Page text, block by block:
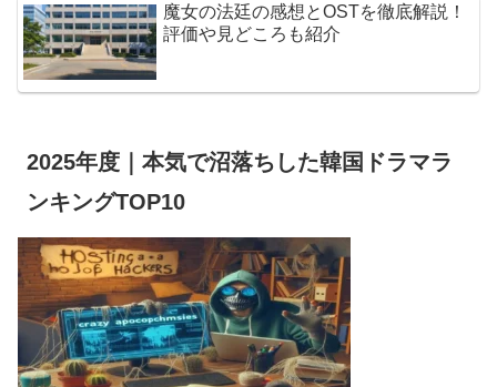
魔女の法廷の感想とOSTを徹底解説！
評価や見どころも紹介
2025年度｜本気で沼落ちした韓国ドラマラ
ンキングTOP10